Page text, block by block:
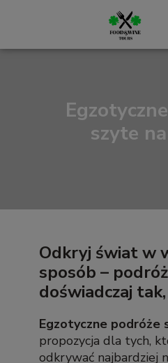
szyte
Odkryj świat w
sposób –
doświadczaj
Egzotyczne podróże
propozycja dla tych,
odkrywać najbardziej